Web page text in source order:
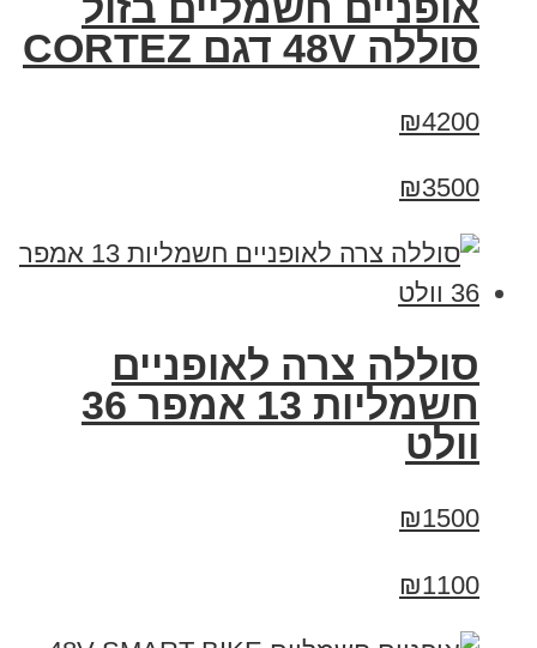
סוללה 48V דגם CORTEZ
₪4200
₪3500
סוללה צרה לאופניים
חשמליות 13 אמפר 36
וולט
₪1500
₪1100